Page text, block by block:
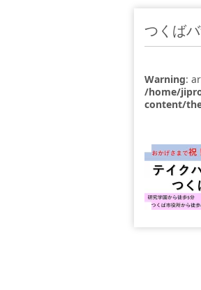
つくば
Warning:
/home/
content/